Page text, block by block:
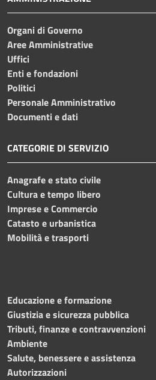
Organi di Governo
Aree Amministrative
Uffici
Enti e fondazioni
Politici
Personale Amministrativo
Documenti e dati
CATEGORIE DI SERVIZIO
Anagrafe e stato civile
Cultura e tempo libero
Imprese e Commercio
Catasto e urbanistica
Mobilità e trasporti
Educazione e formazione
Giustizia e sicurezza pubblica
Tributi, finanze e contravvenzioni
Ambiente
Salute, benessere e assistenza
Autorizzazioni